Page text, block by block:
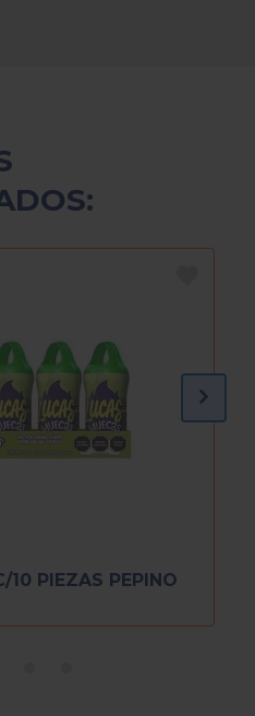
10 PIEZAS PEPINO